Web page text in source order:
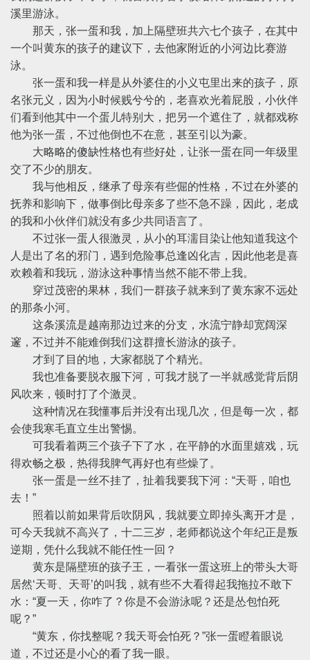
溪里游泳。
那天，张一蛋和我，加上隔壁班共六七个孩子，在其中
一个叫黄东的孩子的建议下，去他家附近的小河边比赛游
泳。
张一蛋和我一样是从外婆住的小义屯里出来的孩子，原
名张元义，因为小时候贱兮兮的，老喜欢光着屁股，小伙伴
们看到他其中一个蛋儿特别大，把另一个遮住了，就都戏称
他为张一蛋，不过他倒也不在意，甚至引以为豪。
大略略的傻缺性格也有些好处，让张一蛋在同一年级里
交了不少的朋友。
我与他相反，继承了母亲有些倔的性格，不过在外婆的
抚养和影响下，做事倒比母亲多了些不急不躁，因此，老成
的我和小伙伴们就没有多少共同语言了。
不过张一蛋人很激灵，从小的耳濡目染让他知道我这个
人是出了名的邪门，遇到危险事总逢凶化吉，因此他老是喜
欢赖着和我玩，游泳这种事情当然不能不带上我。
穿过茂密的果林，我们一群孩子就来到了黄东家不远处
的那条小河。
这条溪流是越南那边过来的分支，水流宁静却宽阔深
邃，不过并不能难倒我们这群擅长游泳的孩子。
才到了目的地，大家都脱了个精光。
我也准备要脱衣服下河，可我才脱了一半就感觉背后阴
风吹来，顿时打了个激灵。
这种情况在我懂事后并没有出现几次，但是每一次，都
会使我寒毛直立生出警惕。
可我看着两三个孩子下了水，在平静的水面里嬉戏，玩
得欢畅之极，热得我脾气再好也有些燥了。
张一蛋是一丝不挂了，扯着我要我下河：“天哥，咱也
去！”
照着以前如果背后吹阴风，我就要立即掉头离开才是，
可今天我就不高兴了，十二三岁，老师都说这个年纪正是叛
逆期，凭什么我就不能任性一回？
黄东是隔壁班的孩子王，一看张一蛋这班上的带头大哥
居然‘天哥、天哥’的叫我，就有些不大看得起我拖拉不敢下
水：“夏一天，你咋了？你是不会游泳呢？还是怂包怕死
呢？”
“黄东，你找整呢？我天哥会怕死？”张一蛋瞪着眼说
道，不过还是小心的看了我一眼。